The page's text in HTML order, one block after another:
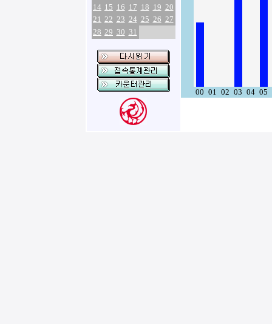
14 15 16 17 18 19 20
21 22 23 24 25 26 27
28 29 30 31
00 01 02 03 04 05